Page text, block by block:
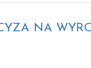
NA